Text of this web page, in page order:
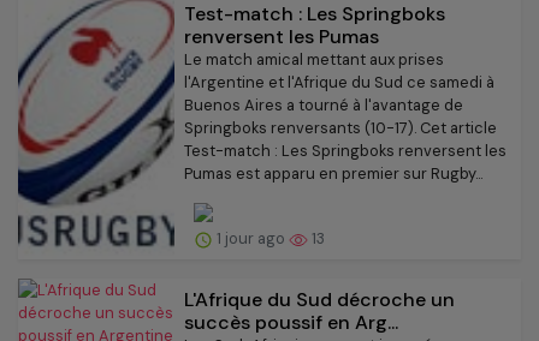
Test-match : Les Springboks
renversent les Pumas
Le match amical mettant aux prises
l'Argentine et l'Afrique du Sud ce samedi à
Buenos Aires a tourné à l'avantage de
Springboks renversants (10-17). Cet article
Test-match : Les Springboks renversent les
Pumas est apparu en premier sur Rugby...
1 jour ago 13
L'Afrique du Sud décroche un
succès poussif en Arg...